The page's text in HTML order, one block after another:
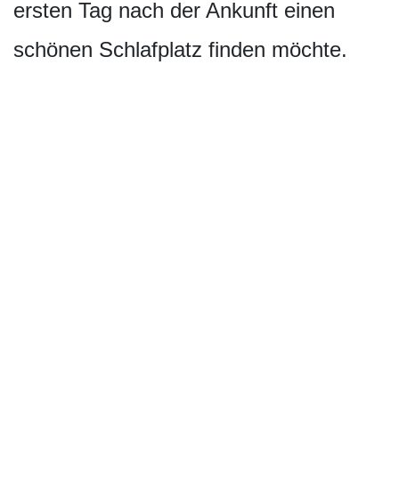
ersten Tag nach der Ankunft einen
schönen Schlafplatz finden möchte.